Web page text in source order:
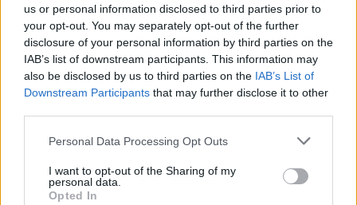
us or personal information disclosed to third parties prior to
your opt-out. You may separately opt-out of the further
disclosure of your personal information by third parties on the
IAB’s list of downstream participants. This information may
also be disclosed by us to third parties on the IAB’s List of
Downstream Participants that may further disclose it to other
Personal Data Processing Opt Outs
I want to opt-out of the Sharing of my
personal data.
Opted In
O comboio já circula na Linha Évora/Caia, mas ainda em testes
(c/fotos)
Os primeiros ensaios da ligação ferroviária entre Évora e Caia